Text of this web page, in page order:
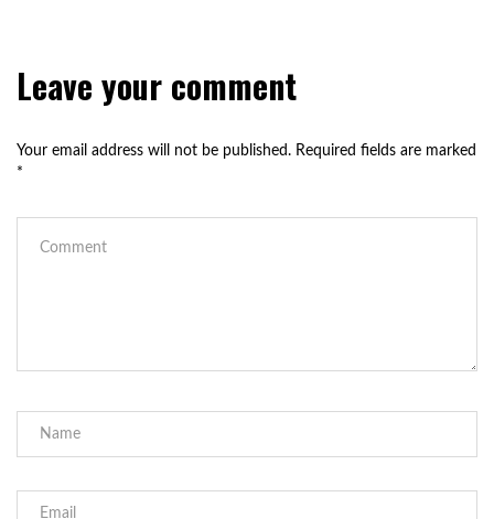
Leave your comment
Your email address will not be published. Required fields are marked
*